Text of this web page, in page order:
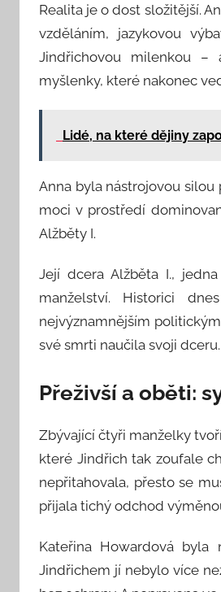
Realita je o dost složitější.
vzděláním, jazykovou
Jindřichovou milenkou –
myšlenky, které nakonec
Lidé, na které dějiny
Anna byla nástrojovou
moci v prostředí
Alžběty I.
Její dcera Alžběta I.,
manželství. Historici
nejvýznamnějším
své smrti naučila svoji dceru.
Přeživší a oběti:
Zbývající čtyři manželky
které Jindřich tak zoufale
nepřitahovala, přesto se
přijala tichý odchod
Kateřina Howardová
Jindřichem jí nebylo více